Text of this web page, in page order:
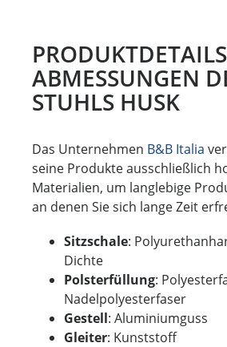
ABMESSUNGEN
STUHLS HUSK
Das Unternehmen B&B Italia
seine Produkte ausschließlich
Materialien, um langlebige
an denen Sie sich lange Zeit
Sitzschale:
Dichte
Polsterfüllung:
Nadelpolyesterfaser
Gestell: Aluminiumguss
Gleiter: Kunststoff